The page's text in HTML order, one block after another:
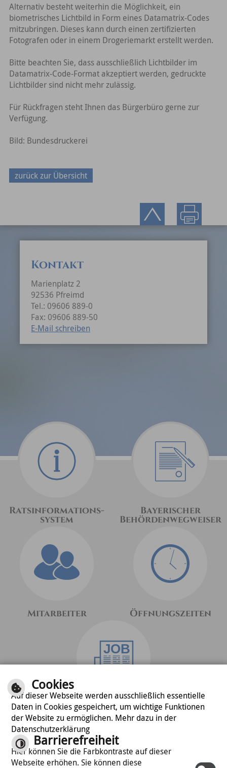
Alternativ besteht weiterhin die Möglichkeit, ein
biometrisches Lichtbild in Form eines Datamatrix-Codes
mitzubringen. Dieses kann durch einen zertifizierten
Fotografen oder in einem Drogeriemarkt erstellt werden.
Bitte beachten Sie, dass ausschließlich Lichtbilder im
Datamatrix-Code-Format akzeptiert werden, gedruckte
Lichtbilder sind nicht mehr zulässig.
Für Rückfragen steht Ihnen das Bürgerbüro gerne zur
Verfügung.
Bild: Bundesdruckerei
zurück zur Übersicht
Kontakt
Marienplatz 2
92536 Pfreimd
Tel.: 09606 889-0
Fax: 09606 889-50
E-Mail schreiben
Ratsinformations-
system
Bayerischer
Behördenwegweiser
Mitarbeiter Öffnungszeiten
Stellenangebote
VERWALTUNGSGEMEINSCHAFT PFREIMD |
MARIENPLATZ 2 | 92536 PFREIMD | TEL.:
09606/889-0 | FAX: 09606/889-50 |E-MAIL
SCHREIBEN
Cookies
Auf dieser Webseite werden ausschließlich essentielle
Daten in Cookies gespeichert, um wichtige Funktionen
der Website zu ermöglichen. Mehr dazu in der
Datenschutzerklärung
Barrierefreiheit
Hier können Sie die Farbkontraste auf dieser
Webseite erhöhen. Sie können diese